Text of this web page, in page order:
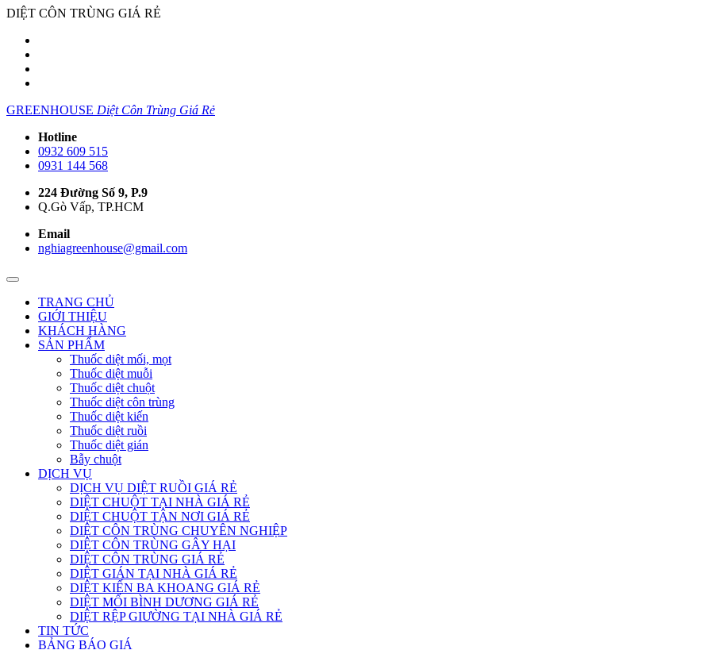
DIỆT CÔN TRÙNG GIÁ RẺ
GREENHOUSE Diệt Côn Trùng Giá Rẻ
Hotline
0932 609 515
0931 144 568
224 Đường Số 9, P.9
Q.Gò Vấp, TP.HCM
Email
nghiagreenhouse@gmail.com
TRANG CHỦ
GIỚI THIỆU
KHÁCH HÀNG
SẢN PHẨM
Thuốc diệt mối, mọt
Thuốc diệt muỗi
Thuốc diệt chuột
Thuốc diệt côn trùng
Thuốc diệt kiến
Thuốc diệt ruồi
Thuốc diệt gián
Bẫy chuột
DỊCH VỤ
DỊCH VỤ DIỆT RUỒI GIÁ RẺ
DIỆT CHUỘT TẠI NHÀ GIÁ RẺ
DIỆT CHUỘT TẬN NƠI GIÁ RẺ
DIỆT CÔN TRÙNG CHUYÊN NGHIỆP
DIỆT CÔN TRÙNG GÂY HẠI
DIỆT CÔN TRÙNG GIÁ RẺ
DIỆT GIÁN TẠI NHÀ GIÁ RẺ
DIỆT KIẾN BA KHOANG GIÁ RẺ
DIỆT MỐI BÌNH DƯƠNG GIÁ RẺ
DIỆT RỆP GIƯỜNG TẠI NHÀ GIÁ RẺ
TIN TỨC
BẢNG BÁO GIÁ